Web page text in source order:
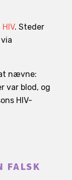
. Steder
nævne:
var blod, og
HIV-
FALSK